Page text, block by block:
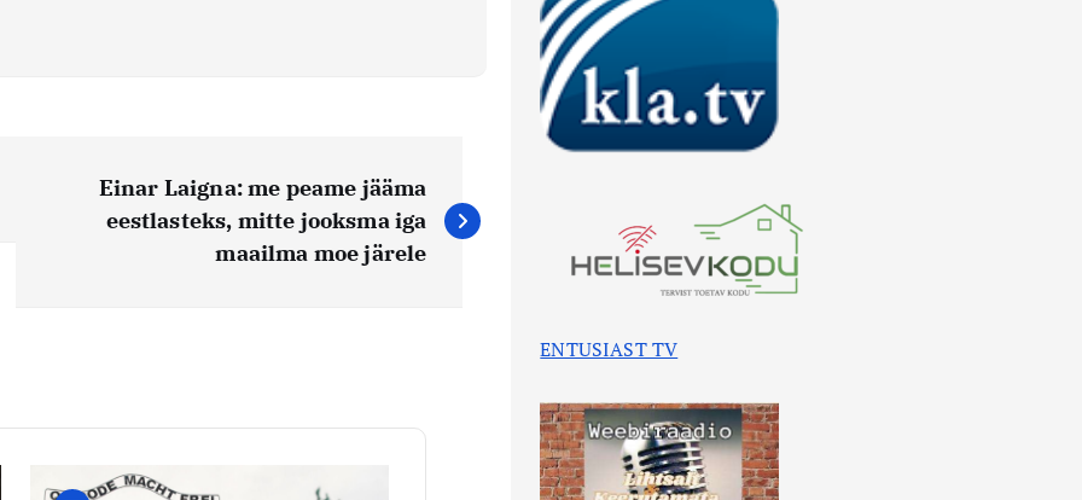
Einar Laigna: me peame jääma
eestlasteks, mitte jooksma iga
maailma moe järele
ENTUSIAST TV